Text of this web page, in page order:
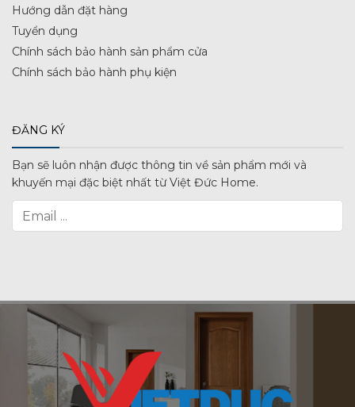
Hướng dẫn đặt hàng
Tuyển dụng
Chính sách bảo hành sản phẩm cửa
Chính sách bảo hành phụ kiện
ĐĂNG KÝ
Bạn sẽ luôn nhận được thông tin về sản phẩm mới và
khuyến mại đặc biệt nhất từ Việt Đức Home.